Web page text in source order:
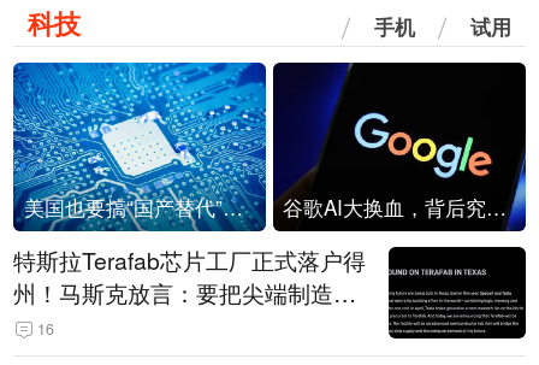
科技 手机 试用
美国也要搞“国产替代”？先算清三笔账 谷歌AI大换血，背后究竟发生了什么？
特斯拉Terafab芯片工厂正式落户得
州！马斯克放言：要把尖端制造带
回美国
16